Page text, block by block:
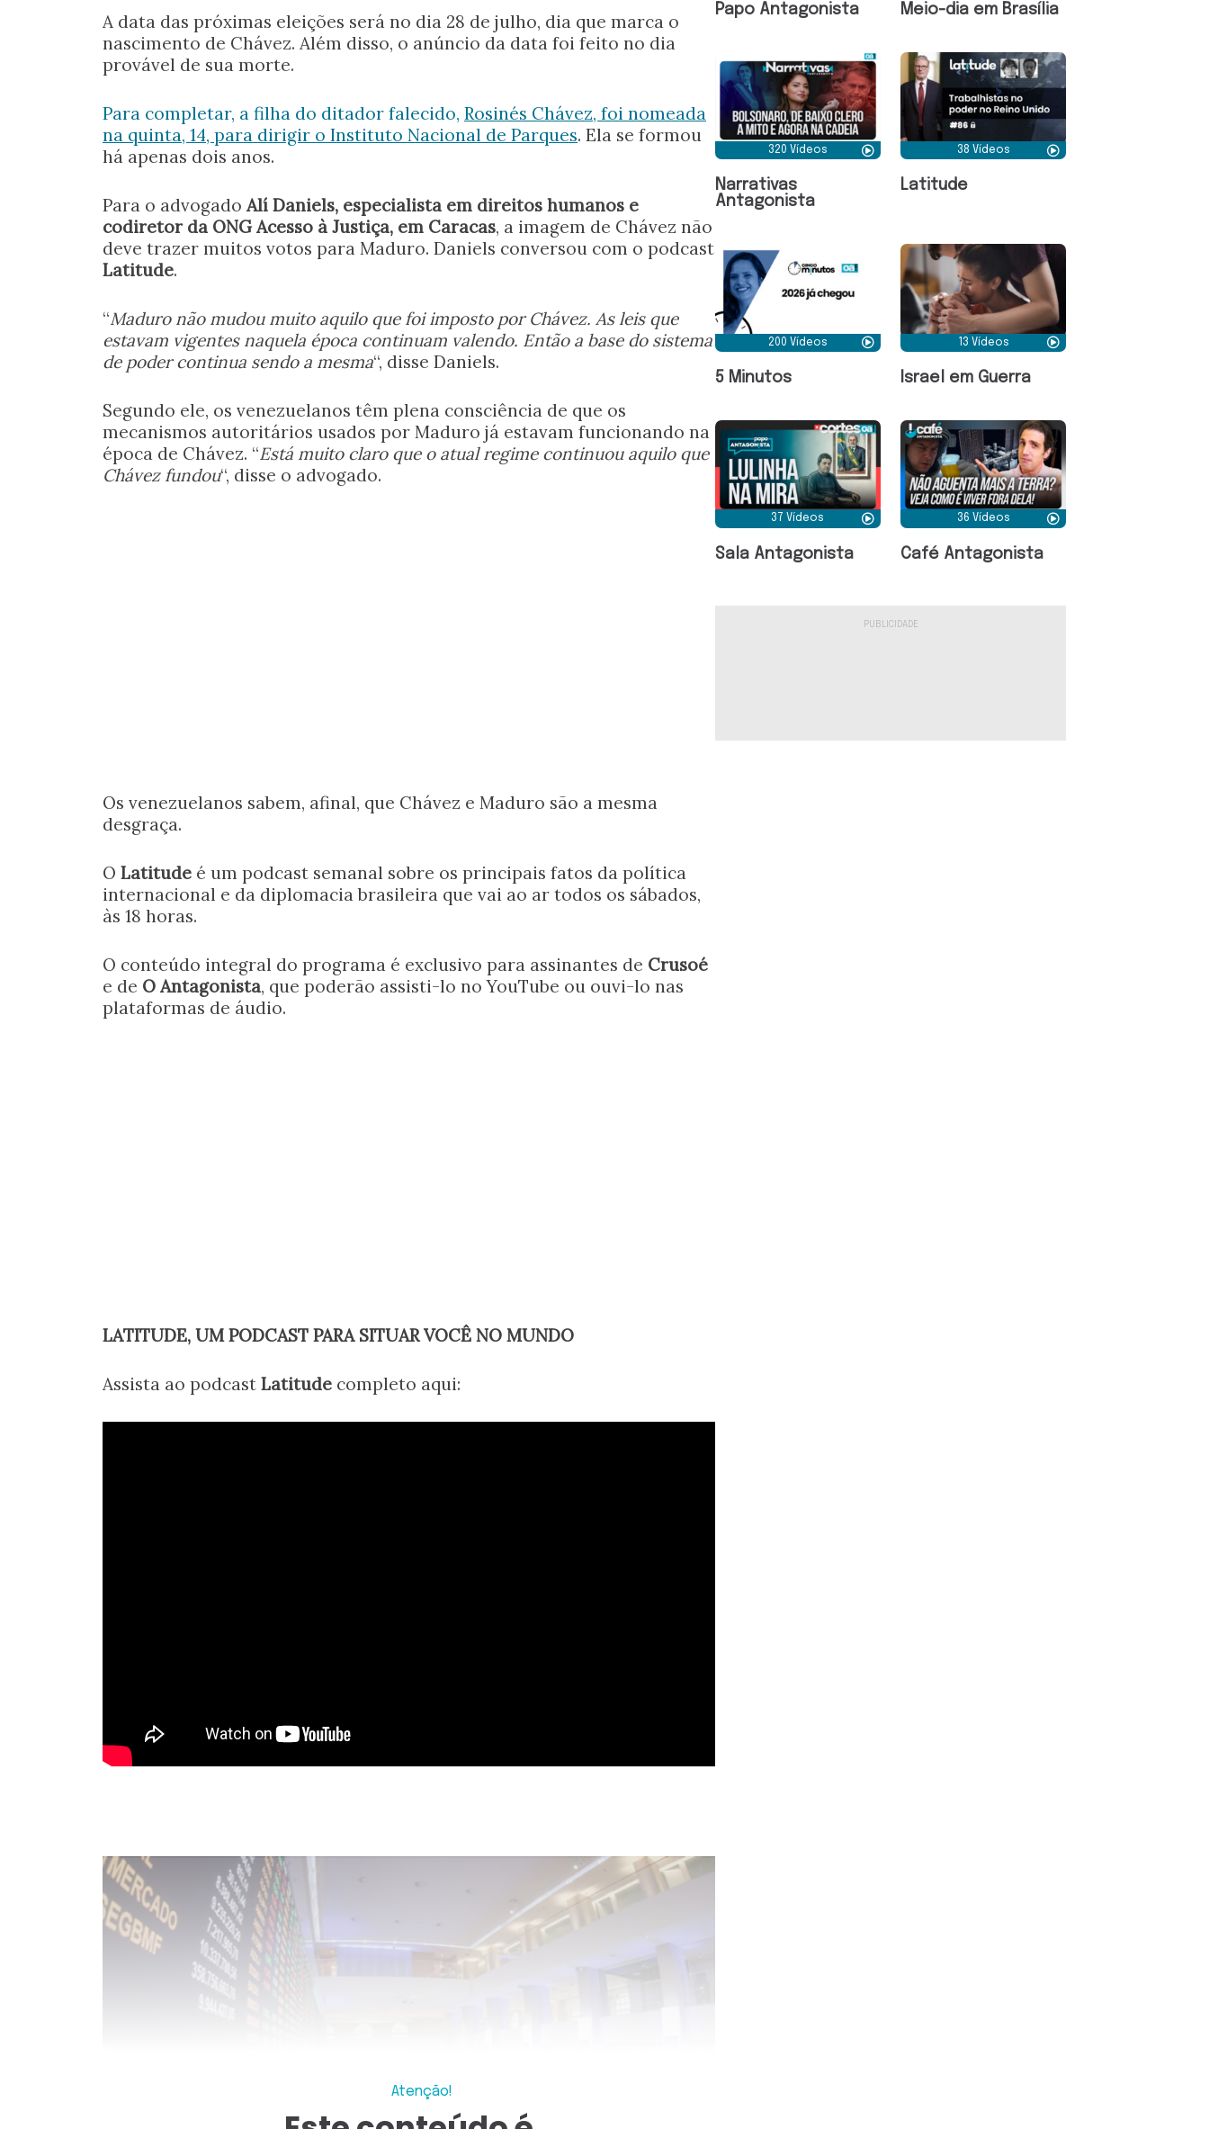
A data das próximas eleições será no dia 28 de julho, dia que marca o
nascimento de Chávez. Além disso, o anúncio da data foi feito no dia
provável de sua morte.
Para completar, a filha do ditador falecido, Rosinés Chávez, foi nomeada
na quinta, 14, para dirigir o Instituto Nacional de Parques. Ela se formou
há apenas dois anos.
Para o advogado Alí Daniels, especialista em direitos humanos e
codiretor da ONG Acesso à Justiça, em Caracas, a imagem de Chávez não
deve trazer muitos votos para Maduro. Daniels conversou com o podcast
Latitude.
“Maduro não mudou muito aquilo que foi imposto por Chávez. As leis que
estavam vigentes naquela época continuam valendo. Então a base do sistema
de poder continua sendo a mesma“, disse Daniels.
Segundo ele, os venezuelanos têm plena consciência de que os
mecanismos autoritários usados por Maduro já estavam funcionando na
época de Chávez. “Está muito claro que o atual regime continuou aquilo que
Chávez fundou“, disse o advogado.
Os venezuelanos sabem, afinal, que Chávez e Maduro são a mesma
desgraça.
O Latitude é um podcast semanal sobre os principais fatos da política
internacional e da diplomacia brasileira que vai ao ar todos os sábados,
às 18 horas.
O conteúdo integral do programa é exclusivo para assinantes de Crusoé
e de O Antagonista, que poderão assisti-lo no YouTube ou ouvi-lo nas
plataformas de áudio.
LATITUDE, UM PODCAST PARA SITUAR VOCÊ NO MUNDO
Assista ao podcast Latitude completo aqui:
Atenção!
Papo Antagonista Meio-dia em Brasília
320 Vídeos
Narrativas
Antagonista
38 Vídeos
Latitude
200 Vídeos
5 Minutos
13 Vídeos
Israel em Guerra
37 Vídeos
Sala Antagonista
36 Vídeos
Café Antagonista